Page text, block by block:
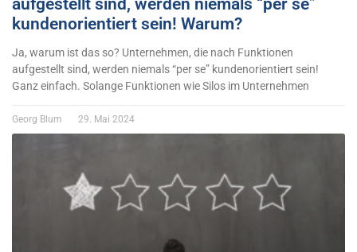
kundenorientiert sein! Warum?
Ja, warum ist das so? Unternehmen, die nach Funktionen
aufgestellt sind, werden niemals “per se” kundenorientiert sein!
Ganz einfach. Solange Funktionen wie Silos im Unternehmen
Georg Blum 29. Mai 2024